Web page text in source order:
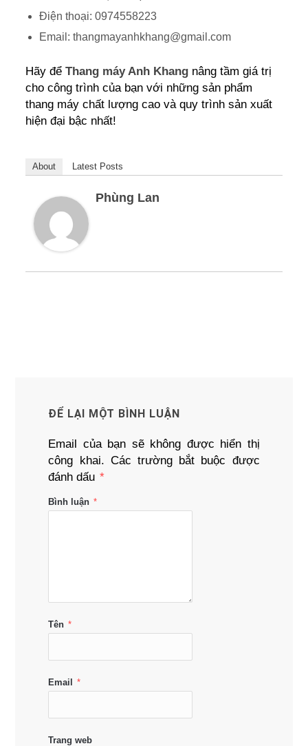
Điện thoại: 0974558223
Email: thangmayanhkhang@gmail.com
Hãy đểThang máy Anh Khang nâng tầm giá trị
cho công trình của bạn với những sản phẩm
thang máy chất lượng cao và quy trình sản xuất
hiện đại bậc nhất!
About Latest Posts
Phùng Lan
ĐỂ LẠI MỘT BÌNH LUẬN
Email của bạn sẽ không được hiển thị
công khai. Các trường bắt buộc được
đánh dấu *
Bình luận *
Tên *
Email *
Trang web